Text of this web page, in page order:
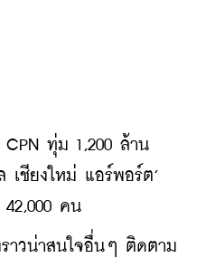
CPN ทุ่ม 1,200 ล้าน
เชียงใหม่ แอร์พอร์ต’
คน
ราวน่าสนใจอื่นๆ ติดตาม